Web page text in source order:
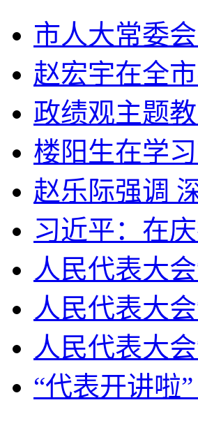
市人大常委
赵宏宇在全
政绩观主题
楼阳生在学
赵乐际强调
习近平：在
人民代表大
人民代表大
人民代表大
“代表开讲啦